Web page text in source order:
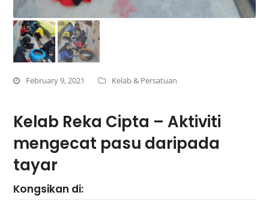
February 9, 2021 Kelab & Persatuan
Kelab Reka Cipta – Aktiviti
mengecat pasu daripada
tayar
Kongsikan di: